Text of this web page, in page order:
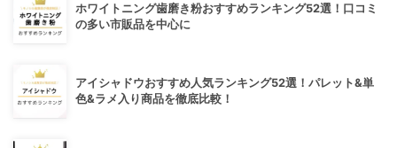
ホワイトニング歯磨き粉おすすめランキング52選！口コミ
の多い市販品を中心に
アイシャドウおすすめ人気ランキング52選！パレット&単
色&ラメ入り商品を徹底比較！